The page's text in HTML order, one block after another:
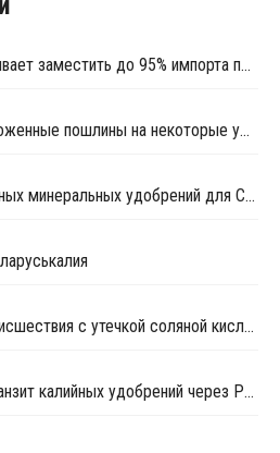
Мозырский НПЗ рассчитывает заместить до 95% импорта полипропилена в Беларуси
ЕС приостанавливает таможенные пошлины на некоторые удобрения, но не из РФ
У Белоруссии нет свободных минеральных удобрений для США
Беларуськалий после происшествия с утечкой соляной кислоты работает штатно
Белоруссия увеличила транзит калийных удобрений через РФ на 15%